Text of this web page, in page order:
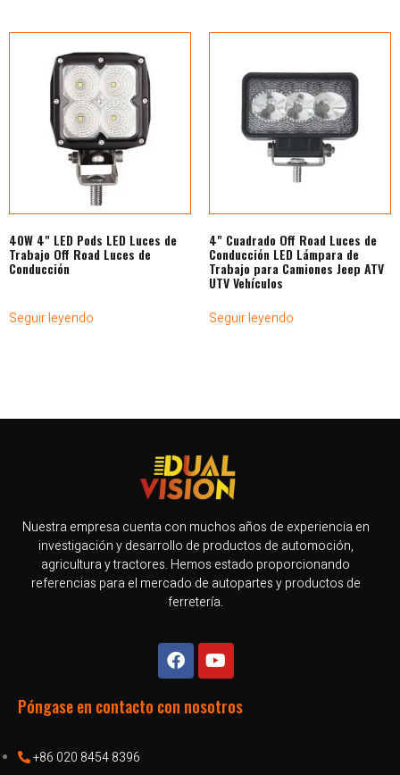
40W 4" LED Pods LED Luces de
Trabajo Off Road Luces de
Conducción
Seguir leyendo
4" Cuadrado Off Road Luces de
Conducción LED Lámpara de
Trabajo para Camiones Jeep ATV
UTV Vehículos
Seguir leyendo
Nuestra empresa cuenta con muchos años de experiencia en
investigación y desarrollo de productos de automoción,
agricultura y tractores. Hemos estado proporcionando
referencias para el mercado de autopartes y productos de
ferretería.
Póngase en contacto con nosotros
+86 020 8454 8396